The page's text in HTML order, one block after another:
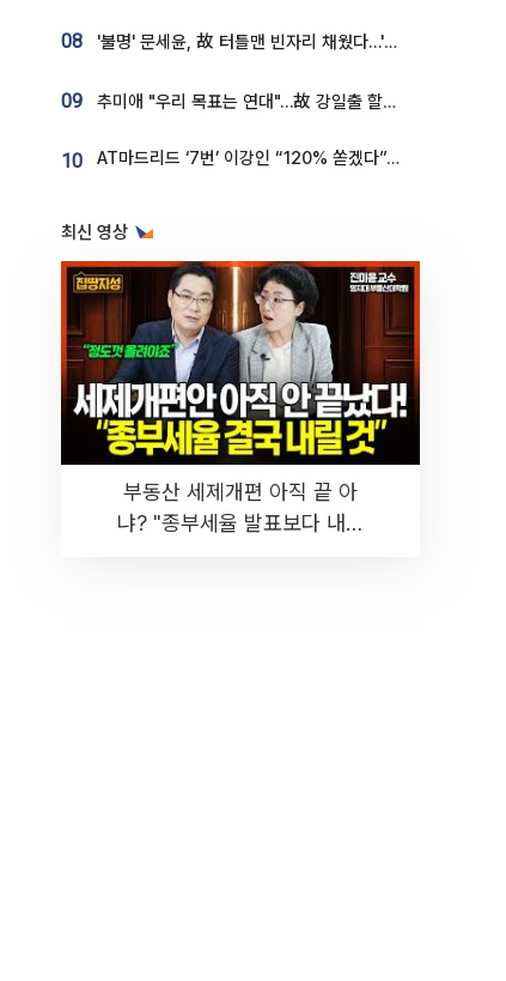
08 '불명' 문세윤, 故 터틀맨 빈자리 채웠다…'거북이' 눈물의 최종 우승
09 추미애 "우리 목표는 연대"…故 강일출 할머니 흉상 제막
10 AT마드리드 ‘7번’ 이강인 “120% 쏟겠다”⋯시메오네 감독 “필요한 선수”
최신 영상
부동산 세제개편 아직 끝 아
냐? "종부세율 발표보다 내릴